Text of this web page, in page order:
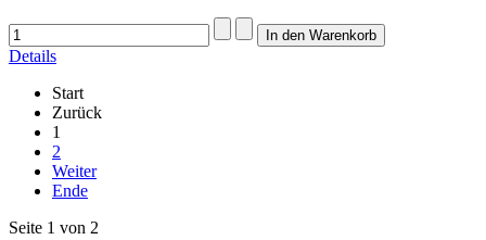
Details
Start
Zurück
1
2
Weiter
Ende
Seite 1 von 2